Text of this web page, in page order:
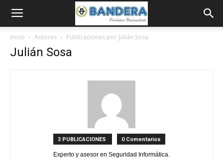
Inicio Autores Publicaciones por Julián Sosa
Julián Sosa
3 PUBLICACIONES 0 Comentarios
Experto y asesor en Seguridad Informática.